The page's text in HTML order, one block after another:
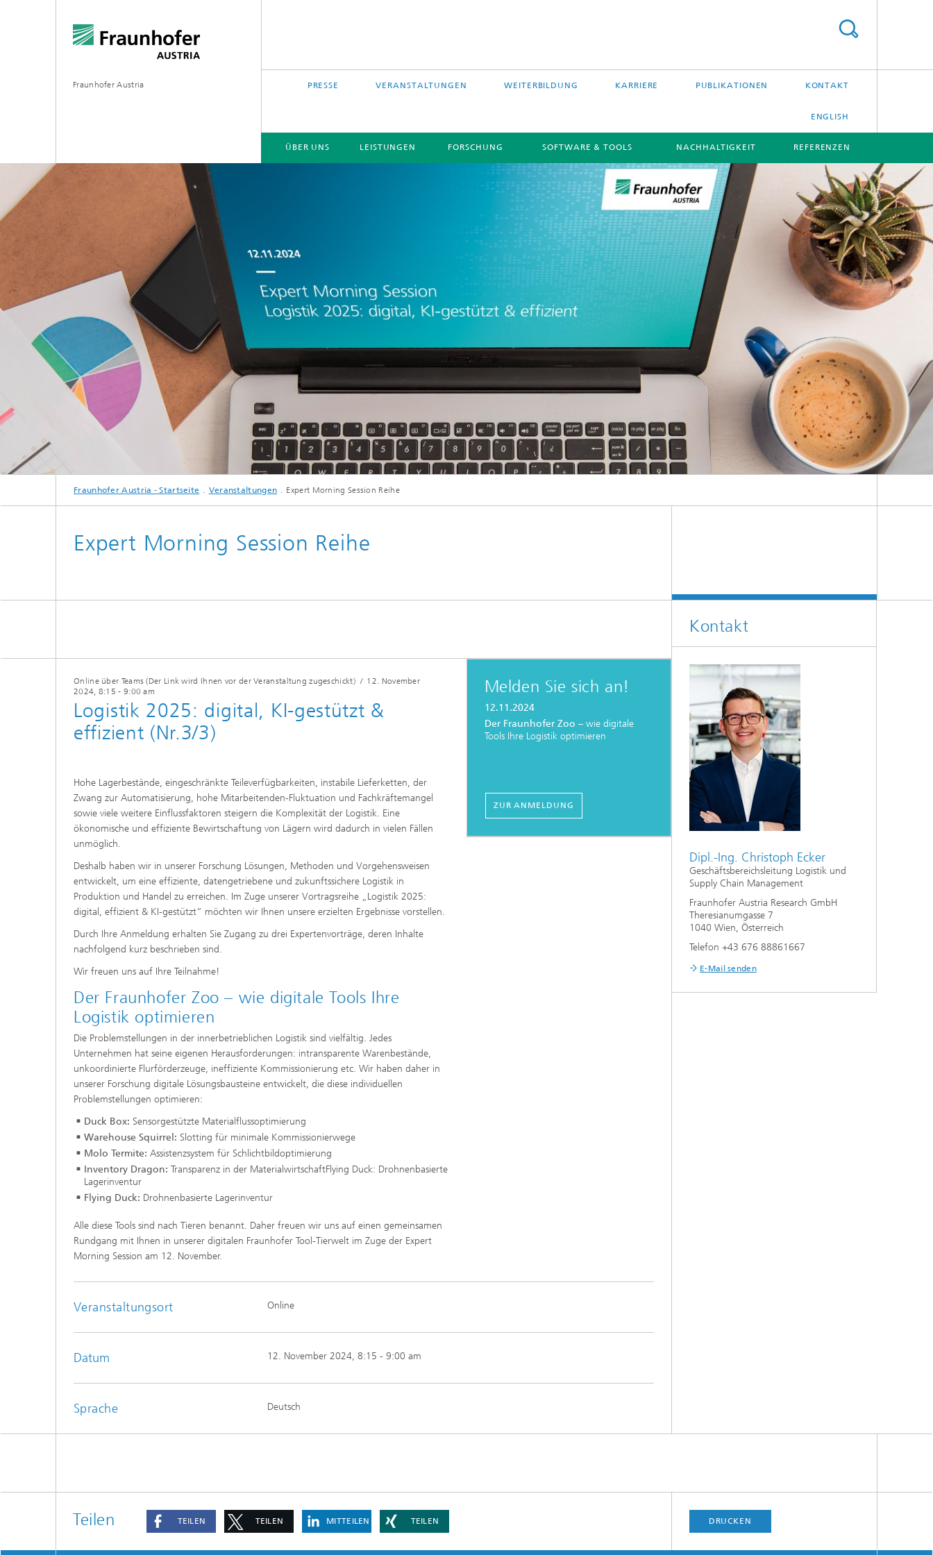
Fraunhofer Austria PRESSE VERANSTALTUNGEN WEITERBILDUNG KARRIERE PUBLIKATIONEN KONTAKT
ENGLISH
ÜBER UNS LEISTUNGEN FORSCHUNG SOFTWARE & TOOLS NACHHALTIGKEIT REFERENZEN
Fraunhofer Austria - Startseite Veranstaltungen Expert Morning Session Reihe
Expert Morning Session Reihe
Online über Teams (Der Link wird Ihnen vor der Veranstaltung zugeschickt)/ 12. November
2024, 8:15 - 9:00 am
Logistik 2025: digital, KI-gestützt &
effizient (Nr.3/3)
Hohe Lagerbestände, eingeschränkte Teileverfügbarkeiten, instabile Lieferketten, der
Zwang zur Automatisierung, hohe Mitarbeitenden-Fluktuation und Fachkräftemangel
sowie viele weitere Einflussfaktoren steigern die Komplexität der Logistik. Eine
ökonomische und effiziente Bewirtschaftung von Lägern wird dadurch in vielen Fällen
unmöglich.
Deshalb haben wir in unserer Forschung Lösungen, Methoden und Vorgehensweisen
entwickelt, um eine effiziente, datengetriebene und zukunftssichere Logistik in
Produktion und Handel zu erreichen. Im Zuge unserer Vortragsreihe „Logistik 2025:
digital, effizient & KI-gestützt“ möchten wir Ihnen unsere erzielten Ergebnisse vorstellen.
Durch Ihre Anmeldung erhalten Sie Zugang zu drei Expertenvorträge, deren Inhalte
nachfolgend kurz beschrieben sind.
Wir freuen uns auf Ihre Teilnahme!
Der Fraunhofer Zoo – wie digitale Tools Ihre
Logistik optimieren
Die Problemstellungen in der innerbetrieblichen Logistik sind vielfältig. Jedes
Unternehmen hat seine eigenen Herausforderungen: intransparente Warenbestände,
unkoordinierte Flurförderzeuge, ineffiziente Kommissionierung etc. Wir haben daher in
unserer Forschung digitale Lösungsbausteine entwickelt, die diese individuellen
Problemstellungen optimieren:
Duck Box: Sensorgestützte Materialflussoptimierung
Warehouse Squirrel: Slotting für minimale Kommissionierwege
Molo Termite: Assistenzsystem für Schlichtbildoptimierung
Inventory Dragon: Transparenz in der MaterialwirtschaftFlying Duck: Drohnenbasierte
Lagerinventur
Flying Duck: Drohnenbasierte Lagerinventur
Alle diese Tools sind nach Tieren benannt. Daher freuen wir uns auf einen gemeinsamen
Rundgang mit Ihnen in unserer digitalen Fraunhofer Tool-Tierwelt im Zuge der Expert
Morning Session am 12. November.
Melden Sie sich an!
12.11.2024
Der Fraunhofer Zoo – wie digitale
Tools Ihre Logistik optimieren
ZUR ANMELDUNG
Veranstaltungsort Online
Datum 12. November 2024, 8:15 - 9:00 am
Sprache Deutsch
Kontakt
Dipl.-Ing. Christoph Ecker
Geschäftsbereichsleitung Logistik und
Supply Chain Management
Fraunhofer Austria Research GmbH
Theresianumgasse 7
1040 Wien, Österreich
Telefon +43 676 88861667
E-Mail senden
Teilen TEILEN TEILEN MITTEILEN TEILEN DRUCKEN